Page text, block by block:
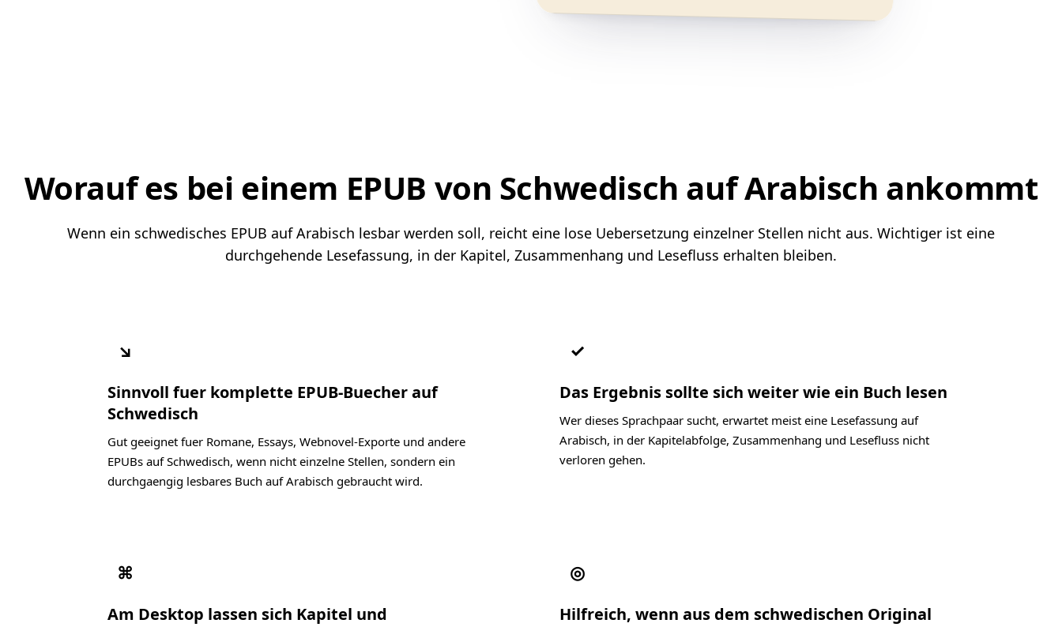
Worauf es bei einem EPUB von Schwedisch auf Arabisch ankommt
Wenn ein schwedisches EPUB auf Arabisch lesbar werden soll, reicht eine lose Uebersetzung einzelner Stellen nicht aus. Wichtiger ist eine
durchgehende Lesefassung, in der Kapitel, Zusammenhang und Lesefluss erhalten bleiben.
↘
Sinnvoll fuer komplette EPUB-Buecher auf
Schwedisch
Gut geeignet fuer Romane, Essays, Webnovel-Exporte und andere
EPUBs auf Schwedisch, wenn nicht einzelne Stellen, sondern ein
durchgaengig lesbares Buch auf Arabisch gebraucht wird.
✓
Das Ergebnis sollte sich weiter wie ein Buch lesen
Wer dieses Sprachpaar sucht, erwartet meist eine Lesefassung auf
Arabisch, in der Kapitelabfolge, Zusammenhang und Lesefluss nicht
verloren gehen.
⌘
Am Desktop lassen sich Kapitel und
◎
Hilfreich, wenn aus dem schwedischen Original